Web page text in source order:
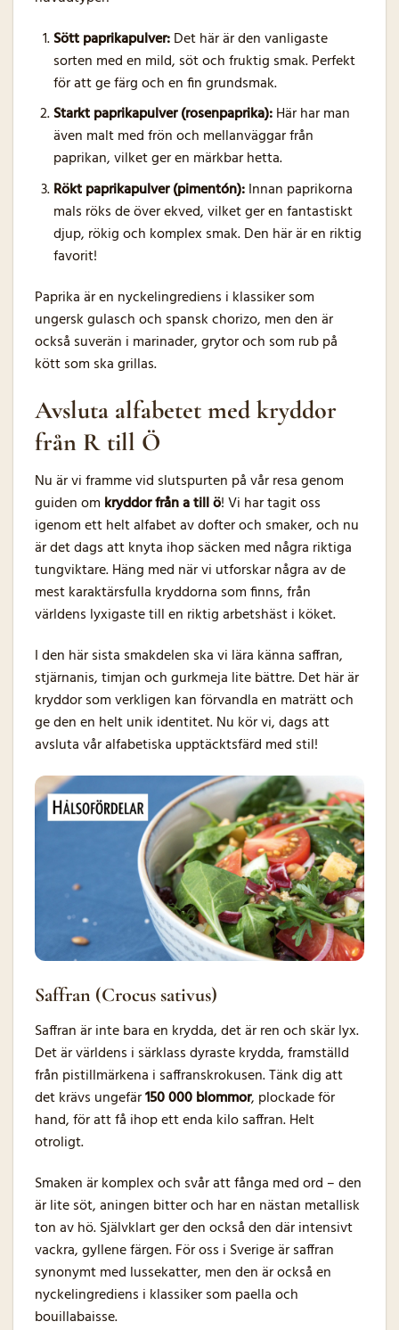
Sött paprikapulver:Det här är den vanligaste
sorten med en mild, söt och fruktig smak. Perfekt
för att ge färg och en fin grundsmak.
Starkt paprikapulver (rosenpaprika):Här har man
även malt med frön och mellanväggar från
paprikan, vilket ger en märkbar hetta.
Rökt paprikapulver (pimentón):Innan paprikorna
mals röks de över ekved, vilket ger en fantastiskt
djup, rökig och komplex smak. Den här är en riktig
favorit!
Paprika är en nyckelingrediens i klassiker som
ungersk gulasch och spansk chorizo, men den är
också suverän i marinader, grytor och som rub på
kött som ska grillas.
Avsluta alfabetet med kryddor
från R till Ö
Nu är vi framme vid slutspurten på vår resa genom
guiden om kryddor från a till ö! Vi har tagit oss
igenom ett helt alfabet av dofter och smaker, och nu
är det dags att knyta ihop säcken med några riktiga
tungviktare. Häng med när vi utforskar några av de
mest karaktärsfulla kryddorna som finns, från
världens lyxigaste till en riktig arbetshäst i köket.
I den här sista smakdelen ska vi lära känna saffran,
stjärnanis, timjan och gurkmeja lite bättre. Det här är
kryddor som verkligen kan förvandla en maträtt och
ge den en helt unik identitet. Nu kör vi, dags att
avsluta vår alfabetiska upptäcktsfärd med stil!
Saffran (Crocus sativus)
Saffran är inte bara en krydda, det är ren och skär lyx.
Det är världens i särklass dyraste krydda, framställd
från pistillmärkena i saffranskrokusen. Tänk dig att
det krävs ungefär150 000 blommor, plockade för
hand, för att få ihop ett enda kilo saffran. Helt
otroligt.
Smaken är komplex och svår att fånga med ord – den
är lite söt, aningen bitter och har en nästan metallisk
ton av hö. Självklart ger den också den där intensivt
vackra, gyllene färgen. För oss i Sverige är saffran
synonymt med lussekatter, men den är också en
nyckelingrediens i klassiker som paella och
bouillabaisse.